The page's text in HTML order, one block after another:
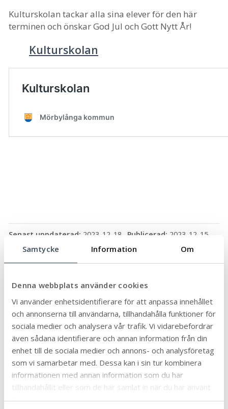
Samtycke Information Om
Denna webbplats använder cookies
Vi använder enhetsidentifierare för att anpassa innehållet
och annonserna till användarna, tillhandahålla funktioner för
sociala medier och analysera vår trafik. Vi vidarebefordrar
även sådana identifierare och annan information från din
enhet till de sociala medier och annons- och analysföretag
som vi samarbetar med. Dessa kan i sin tur kombinera
informationen med annan information som du har
tillhandahållit eller som de har samlat in när du har använt
deras tjänster.
Kulturskolan tackar alla sina elever för den här
terminen och önskar God Jul och Gott Nytt År!
Kulturskolan
Senast uppdaterad: 2023-12-18 Publicerad: 2023-12-15
dIn
bookter
ut
Arkiv
Ämne
Äldre och seniorer 32
Allmän
Arbete och praktik
Biblioteken 12